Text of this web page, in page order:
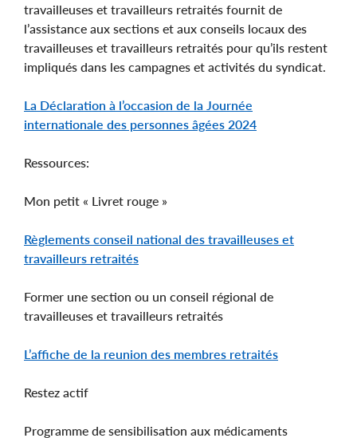
travailleuses et travailleurs retraités fournit de
l’assistance aux sections et aux conseils locaux des
travailleuses et travailleurs retraités pour qu’ils restent
impliqués dans les campagnes et activités du syndicat.
La Déclaration à l’occasion de la Journée
internationale des personnes âgées 2024
Ressources:
Mon petit « Livret rouge »
Règlements conseil national des travailleuses et
travailleurs retraités
Former une section ou un conseil régional de
travailleuses et travailleurs retraités
L’affiche de la reunion des membres retraités
Restez actif
Programme de sensibilisation aux médicaments